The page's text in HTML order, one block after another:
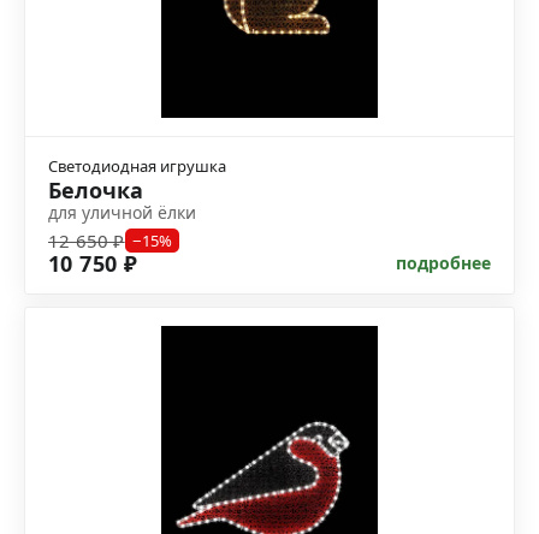
Светодиодная игрушка
Белочка
для уличной ёлки
12 650 ₽ −15%
10 750 ₽ подробнее